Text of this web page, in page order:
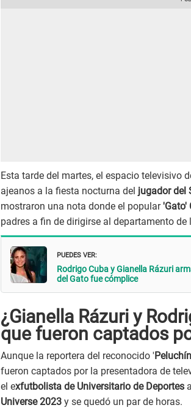
Esta tarde del martes, el espacio televisivo
ajeanos a la fiesta nocturna del jugador del
mostraron una nota donde el popular'Gato'
padres a fin de dirigirse al departamento de
PUEDES VER:
Rodrigo Cuba y Gianella Rázuri
del Gato fue cómplice
¿Gianella Rázuri y
que fueron captados
Aunque la reportera del reconocido ' Peluchín
fueron captados por la presentadora de
el exfutbolista de Universitario de Deportes
Universe 2023 y se quedó un par de horas.